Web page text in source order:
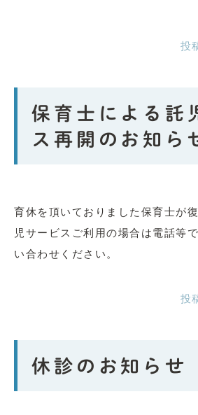
投
保育士による託
ス再開のお知ら
育休を頂いておりました保育士が
児サービスご利用の場合は電話等
い合わせください。
投
休診のお知らせ